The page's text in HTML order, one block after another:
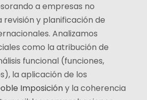
a empresas no
revisión y planificación de
Analizamos
como la atribución de
funcional (funciones,
la aplicación de los
Imposicióny la coherencia